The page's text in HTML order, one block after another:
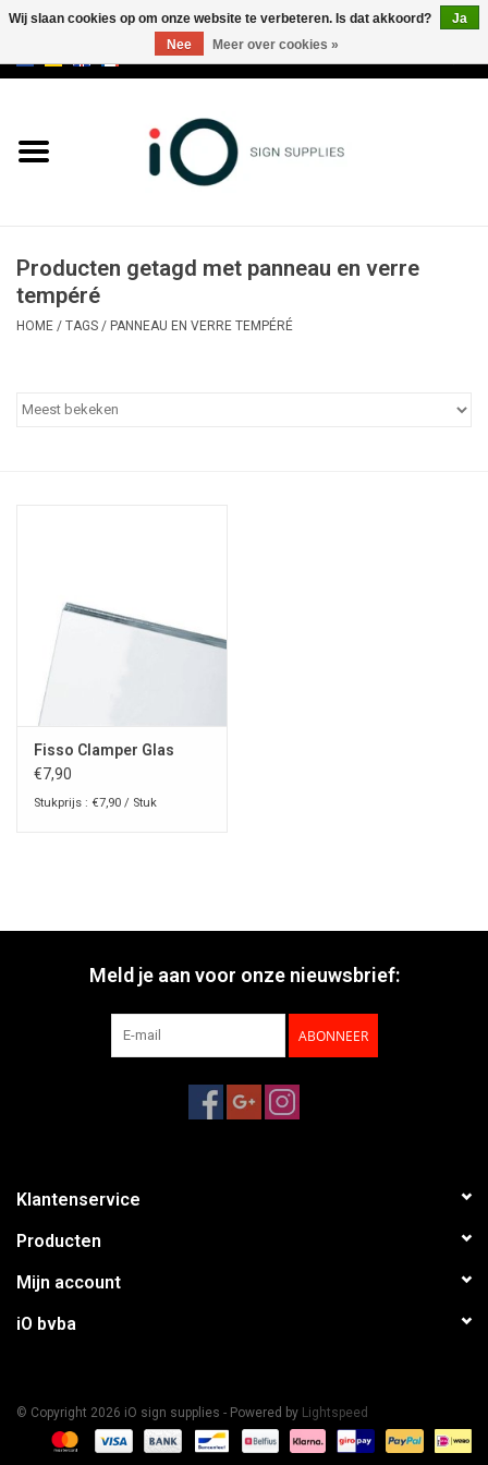
Merken
Bel ons op +32 3 353 67 63
Producten getagd met panneau en verre
tempéré
HOME / TAGS / PANNEAU EN VERRE TEMPÉRÉ
Fisso Clamper Glas
€7,90
Stukprijs : €7,90 / Stuk
Meld je aan voor onze nieuwsbrief:
ABONNEER
Klantenservice
Producten
Mijn account
iO bvba
© Copyright 2026 iO sign supplies - Powered by Lightspeed
Wij slaan cookies op om onze website te verbeteren. Is dat akkoord?
Ja
Nee
Meer over cookies »